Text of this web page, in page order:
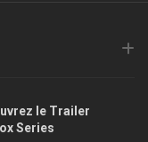
le Trailer
Series